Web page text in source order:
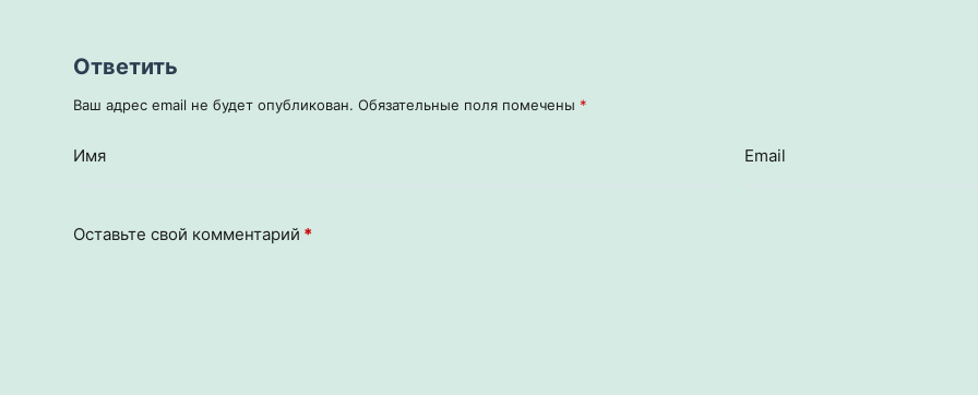
Ответить
Ваш адрес email не будет опубликован. Обязательные поля помечены *
Имя Email
Оставьте свой комментарий *